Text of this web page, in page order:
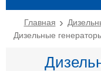
Главная
Дизельные